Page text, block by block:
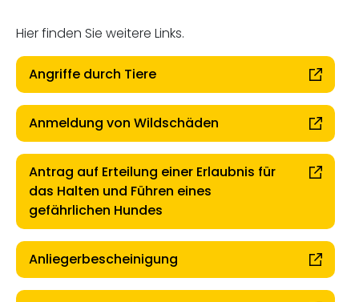
Hier finden Sie weitere Links.
Angriffe durch Tiere
Anmeldung von Wildschäden
Antrag auf Erteilung einer Erlaubnis für
das Halten und Führen eines
gefährlichen Hundes
Anliegerbescheinigung